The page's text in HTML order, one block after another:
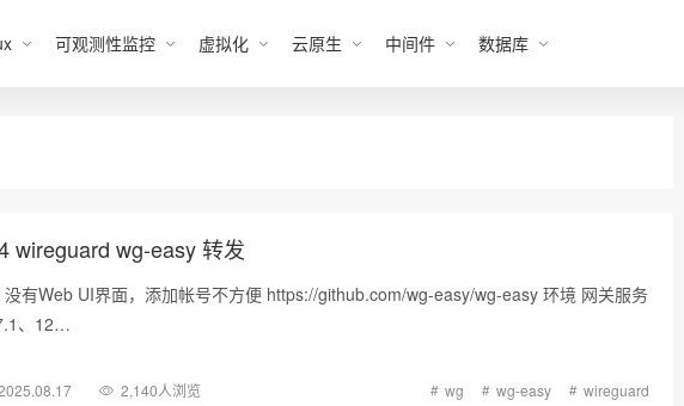
可观测性监控 虚拟化 云原生 中间件 数据库
wireguard wg-easy 转发
有Web UI界面，添加帐号不方便 https://github.com/wg-easy/wg-easy 环境 网关服务
、12…
2,140人浏览 wg wg-easy wireguard